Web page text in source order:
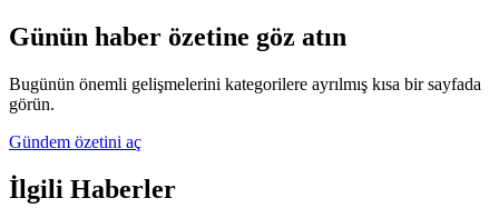
Günün haber özetine göz atın
Bugünün önemli gelişmelerini kategorilere ayrılmış kısa bir sayfada
görün.
Gündem özetini aç
İlgili Haberler